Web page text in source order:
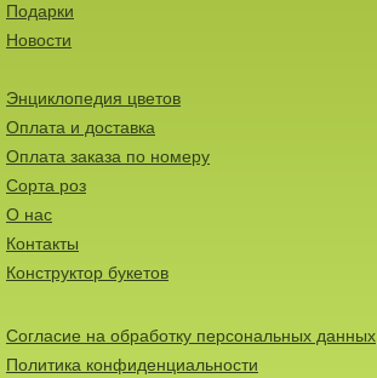
Подарки
Новости
Энциклопедия цветов
Оплата и доставка
Оплата заказа по номеру
Сорта роз
О нас
Контакты
Конструктор букетов
Согласие на обработку персональных данных
Политика конфиденциальности